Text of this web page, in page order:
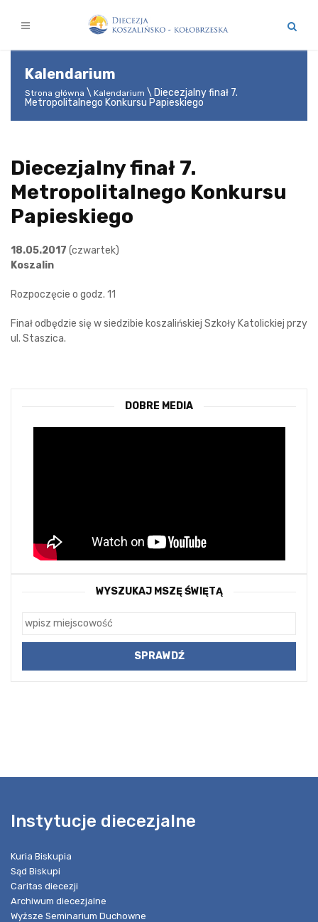
Kalendarium
Strona główna Kalendarium
Diecezjalny finał 7.
Metropolitalnego Konkursu Papieskiego
Diecezjalny finał 7.
Metropolitalnego Konkursu
Papieskiego
18.05.2017 (czwartek)
Koszalin
Rozpoczęcie o godz. 11
Finał odbędzie się w siedzibie koszalińskiej Szkoły Katolickiej przy
ul. Staszica.
DOBRE MEDIA
WYSZUKAJ MSZĘ ŚWIĘTĄ
Instytucje diecezjalne
Kuria Biskupia
Sąd Biskupi
Caritas diecezji
Archiwum diecezjalne
Wyższe Seminarium Duchowne